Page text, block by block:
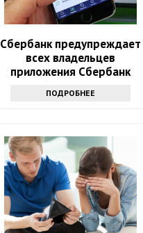
Сбербанк предупреждает
всех владельцев
приложения Сбербанк
Онлайн – что нужно
сделать?
ПОДРОБНЕЕ